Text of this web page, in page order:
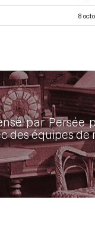
8
par Persée
des équipes de